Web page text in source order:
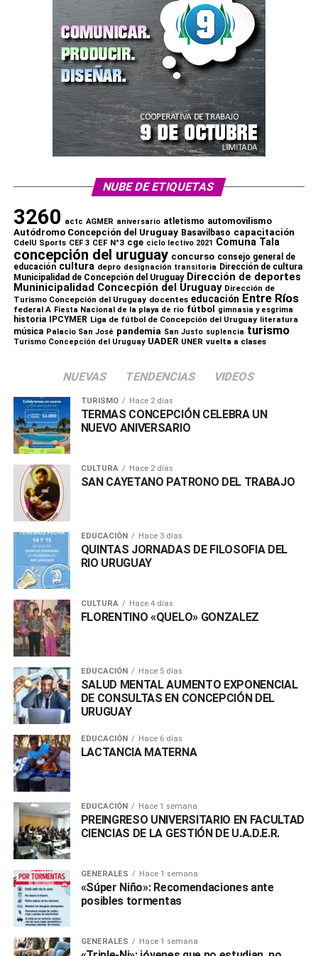
NUBE DE ETIQUETAS
3260 actc AGMER aniversario atletismo automovilismo
Autódromo Concepción del Uruguay Basavilbaso capacitación
CdelU Sports CEF 3 CEF N°3 cge ciclo lectivo 2021 Comuna Tala
concepción del uruguay concurso consejo general de
educación cultura depro designación transitoria Dirección de cultura
Municipalidad de Concepción del Uruguay Dirección de deportes
Muninicipalidad Concecpión del Uruguay Dirección de
Turismo Concepción del Uruguay docentes educación Entre Ríos
federal A Fiesta Nacional de la playa de rio fútbol gimnasia y esgrima
historia IPCYMER Liga de fútbol de Concepción del Uruguay literatura
música Palacio San José pandemia San Justo suplencia turismo
Turismo Concepción del Uruguay UADER UNER vuelta a clases
NUEVAS TENDENCIAS VIDEOS
TURISMO Hace 2 días
TERMAS CONCEPCIÓN CELEBRA UN
NUEVO ANIVERSARIO
CULTURA Hace 2 días
SAN CAYETANO PATRONO DEL TRABAJO
EDUCACIÓN Hace 3 días
QUINTAS JORNADAS DE FILOSOFIA DEL
RIO URUGUAY
CULTURA Hace 4 días
FLORENTINO «QUELO» GONZALEZ
EDUCACIÓN Hace 5 días
SALUD MENTAL AUMENTO EXPONENCIAL
DE CONSULTAS EN CONCEPCIÓN DEL
URUGUAY
EDUCACIÓN Hace 6 días
LACTANCIA MATERNA
EDUCACIÓN Hace 1 semana
PREINGRESO UNIVERSITARIO EN FACULTAD
CIENCIAS DE LA GESTIÓN DE U.A.D.E.R.
GENERALES Hace 1 semana
«Súper Niño»: Recomendaciones ante
posibles tormentas
GENERALES Hace 1 semana